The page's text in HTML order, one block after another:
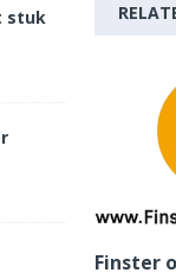
Finster
stuk